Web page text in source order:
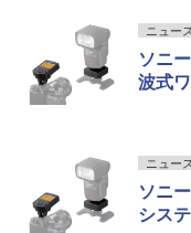
ニュース
ソニ
波式
ニュース
ソニ
シス